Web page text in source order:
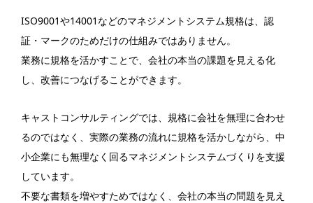
ISO9001や14001などのマネジメントシステム規格は、認
証・マークのためだけの仕組みではありません。
業務に規格を活かすことで、会社の本当の課題を見える化
し、改善につなげることができます。
キャストコンサルティングでは、規格に会社を無理に合わせ
るのではなく、実際の業務の流れに規格を活かしながら、中
小企業にも無理なく回るマネジメントシステムづくりを支援
しています。
不要な書類を増やすためではなく、会社の本当の問題を見え